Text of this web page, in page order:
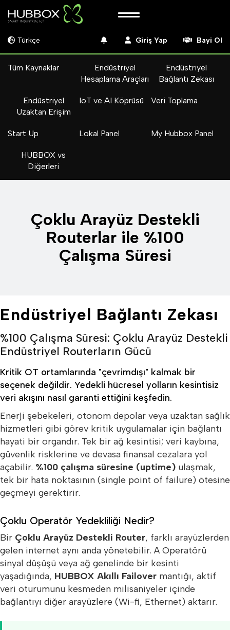
Türkçe Giriş Yap Bayi Ol
Tüm Kaynaklar
Endüstriyel
Hesaplama Araçları
Endüstriyel
Bağlantı Zekası
Endüstriyel
Uzaktan Erişim
IoT ve AI Köprüsü Veri Toplama
Start Up Lokal Panel My Hubbox Panel
HUBBOX vs
Diğerleri
Çoklu Arayüz Destekli
Routerlar ile %100
Çalışma Süresi
Endüstriyel Bağlantı Zekası
%100 Çalışma Süresi: Çoklu Arayüz Destekli
Endüstriyel Routerların Gücü
Kritik OT ortamlarında "çevrimdışı" kalmak bir
seçenek değildir. Yedekli hücresel yolların kesintisiz
veri akışını nasıl garanti ettiğini keşfedin.
Enerji şebekeleri, otonom depolar veya uzaktan sağlık
hizmetleri gibi görev kritik uygulamalar için bağlantı
hayati bir organdır. Tek bir ağ kesintisi; veri kaybına,
güvenlik risklerine ve devasa finansal cezalara yol
açabilir. %100 çalışma süresine (uptime) ulaşmak,
tek bir hata noktasının (single point of failure) ötesine
geçmeyi gerektirir.
Çoklu Operatör Yedekliliği Nedir?
Bir Çoklu Arayüz Destekli Router, farklı arayüzlerden
gelen internet aynı anda yönetebilir. A Operatörü
sinyal düşüşü veya ağ genelinde bir kesinti
yaşadığında, HUBBOX Akıllı Failover mantığı, aktif
veri oturumunu kesmeden milisaniyeler içinde
bağlantıyı diğer arayüzlere (Wi-fi, Ethernet) aktarır.